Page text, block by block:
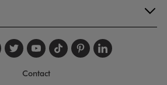
nous sur
nous sur
Suivez-nous sur
Suivez-nous
Suivez-nous
Suivez-
Contact